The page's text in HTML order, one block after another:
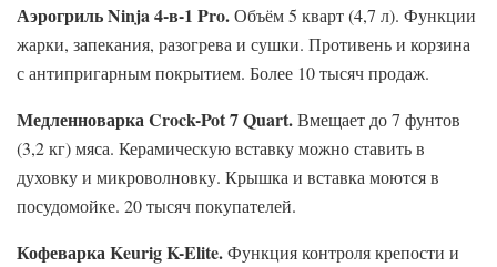
Аэрогриль Ninja 4-в-1 Pro.Объём 5 кварт (4,7 л). Функции
жарки, запекания, разогрева и сушки. Противень и корзина
с антипригарным покрытием. Более 10 тысяч продаж.
Медленноварка Crock-Pot 7 Quart.Вмещает до 7 фунтов
(3,2 кг) мяса. Керамическую вставку можно ставить в
духовку и микроволновку. Крышка и вставка моются в
посудомойке. 20 тысяч покупателей.
Кофеварка Keurig K-Elite.Функция контроля крепости и